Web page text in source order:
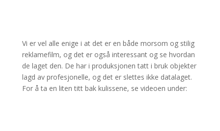
Vi er vel alle enige i at det er en både morsom og stilig
reklamefilm, og det er også interessant og se hvordan
de laget den. De har i produksjonen tatt i bruk objekter
lagd av profesjonelle, og det er slettes ikke datalaget.
For å ta en liten titt bak kulissene, se videoen under: